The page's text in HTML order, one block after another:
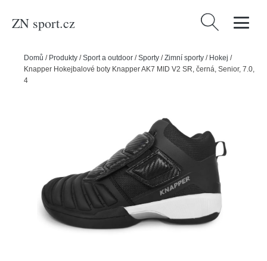
ZN sport.cz Vyhledávání
Domů / Produkty /Sport a outdoor /Sporty /Zimní sporty / Hokej /
Knapper Hokejbalové boty Knapper AK7 MID V2 SR, černá, Senior, 7.0,
40